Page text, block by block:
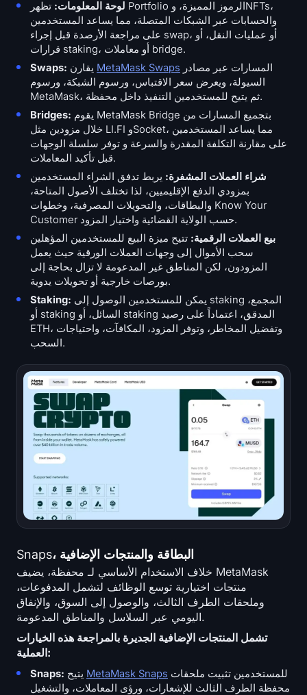
لوحة المعلومات: تظهر Portfolio الرموز المميزة، وNFTs،
والحسابات عبر الشبكات المتصلة، مما يساعد المستخدمين
على مراجعة الأرصدة قبل إجراء swap، أو عمليات النقل، أو
قرارات staking، أو معاملات bridge.
Swaps:
MetaMask Swaps
السيولة، ويعرض سعر الاقتباس، ورسوم الشبكة، ورسوم
MetaMask، ثم يتيح للمستخدمين التنفيذ داخل محفظة.
Bridges:
خلال مزودين مثل LI.FI وSocket، مما يساعد المستخدمين
على مقارنة التكلفة المقدرة والسرعة و توفر سلسلة الوجهات
قبل تأكيد المعاملات.
شراء العملات المشفرة: يربط تدفق الشراء المستخدمين
بمزودي الدفع الإقليميين، لذا تختلف الأصول المتاحة،
والبطاقات، والتحويلات المصرفية، وخطوات Know Your
Customer حسب الولاية القضائية واختيار المزود.
بيع العملات الرقمية: تتيح ميزة البيع للمستخدمين المؤهلين
سحب الأموال إلى وجهات العملات الورقية حيث يعمل
المزودون، لكن المناطق غير المدعومة لا تزال بحاجة إلى
بورصات خارجية أو تحويلات يدوية.
Staking:
أو staking السائل، أو staking المدقق، اعتماداً على رصيد
ETH، وتفضيل المخاطر، وتوفر المزود، المكافآت، واحتياجات
السحب.
Snaps، البطاقة والمنتجات الإضافية
خلاف الاستخدام الأساسي لـ محفظة، يضيف MetaMask
منتجات اختيارية توسع الوظائف لتشمل المدفوعات،
وملحقات الطرف الثالث، والوصول إلى السوق، والإنفاق
اليومي عبر السلاسل والمناطق المدعومة.
تشمل المنتجات الإضافية الجديرة بالمراجعة هذه الخيارات
العملية:
Snaps: MetaMask Snaps
محفظة الطرف الثالث للإشعارات، ورؤى المعاملات، والتشغيل